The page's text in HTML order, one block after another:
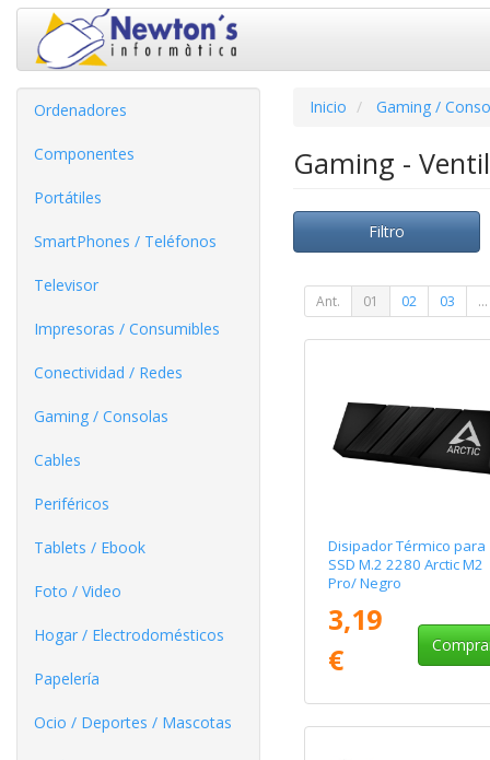
Ordenadores
Componentes
Portátiles
SmartPhones / Teléfonos
Televisor
Impresoras / Consumibles
Conectividad / Redes
Gaming / Consolas
Cables
Periféricos
Tablets / Ebook
Foto / Video
Hogar / Electrodomésticos
Papelería
Ocio / Deportes / Mascotas
Inicio Gaming /
Gaming -
Filtro
Ant. 01 02 03 ...
Disipador Térmico para
SSD M.2 2280 Arctic M2
Pro/ Negro
3,19
€